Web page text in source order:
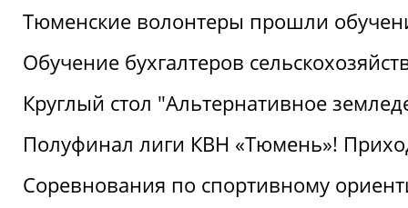
Тюменские волонтеры прошли
Обучение бухгалтеров
Круглый стол "Альтернативное
Полуфинал лиги КВН «Тюмень»!
Соревнования по спортивному